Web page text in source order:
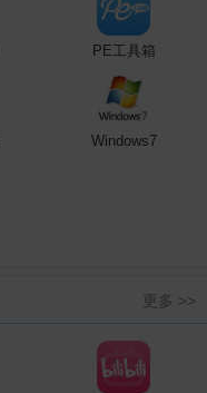
PE工具箱
Windows7
更多 >>